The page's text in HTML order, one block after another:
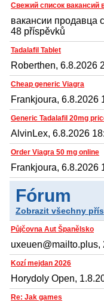
Свежий список вакансий
вакансии продавца
48 příspěvků
Tadalafil Tablet
Roberthen, 6.8.2026
Cheap generic Viagra
Frankjoura, 6.8.2026
Generic Tadalafil 20mg
AlvinLex, 6.8.2026
Order Viagra 50 mg online
Frankjoura, 6.8.2026
Fórum
Zobrazit všechny
Půjčovna Aut Španělsko
uxeuen@mailto.plus,
Kozí mejdan 2026
Horydoly Open,
Re: Jak games